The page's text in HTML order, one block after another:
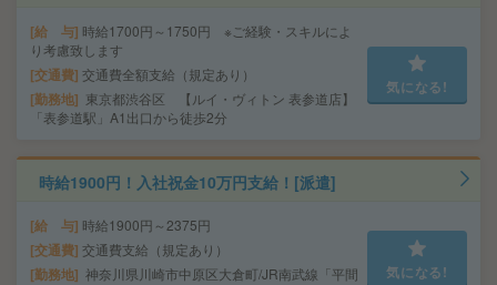
給 与 時給1700円～1750円 ※ご経験・スキルによ
り考慮致します
交通費 交通費全額支給（規定あり）
勤務地
東京都渋谷区 【ルイ・ヴィトン 表参道店】
「表参道駅」A1出口から徒歩2分
気になる!
時給1900円！入社祝金10万円支給！[派遣]
給 与 時給1900円～2375円
交通費 交通費支給（規定あり）
勤務地 神奈川県川崎市中原区大倉町/JR南武線「平間
気になる!